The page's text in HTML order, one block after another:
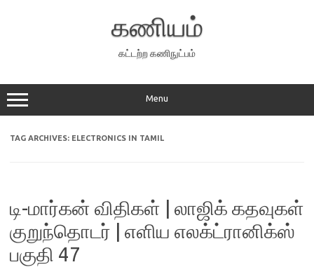
கணியம்
கட்டற்ற கணிநுட்பம்
Menu
TAG ARCHIVES: ELECTRONICS IN TAMIL
டி-மார்கன் விதிகள் | லாஜிக் கதவுகள்
குறுந்தொடர் | எளிய எலக்ட்ரானிக்ஸ்
பகுதி 47